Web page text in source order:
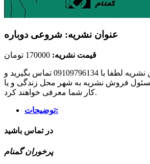
عنوان نشریه: شروعی دوباره
قیمت نشریه:
برای تهیه این نشریه لطفا با 09109796134 تماس بگیرید و
فروش نشریه به شهر محل زندگی و یا
کار شما معرفی خواهند کرد.
توضیحات:
در تماس باشید
پرخوران گمنام